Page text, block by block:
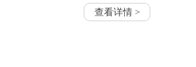
查看详情 >